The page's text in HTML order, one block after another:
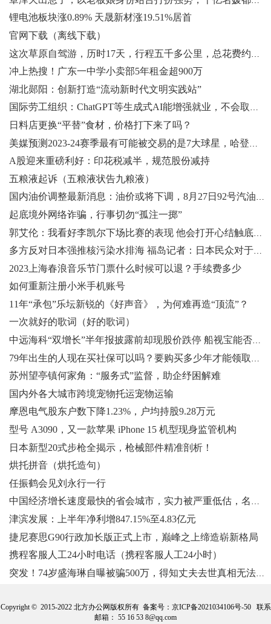
锂电池板块涨0.89% 天晟新材涨19.51%居首
官网下载（离线下载）
冲上热搜！广东一中学小卖部5年租金超900万
湖北郧阳：创新打造“流动新时代文明实践站”
国际劳工组织：ChatGPT等生成式AI能增强就业，不会取代岗位
日料店更换“平替”食材，价格打下来了吗？
A股迎来重磅利好：印花税减半，规范股份减持
五粮液起诉（五粮液状告九粮液）
国内油价调整最新消息：油价或将下调，8月27日92号汽油今日价格
起底境外网络诈骗，行事切勿“孤注一掷”
多方反对日本强推核污染水排海 福岛记者：日本民众对于排海感到愤怒
2023上海春浪音乐节门票什么时候可以退？手续费多少
如何重新注册小米手机账号
11年“承包”乐坛新锐的《好声音》，为何难再造“顶流”？
一次就好的歌词（好的歌词）
中远海科“双增长”半年报披露前却现股价跌停 船视宝能否撑起第二增长曲线
苏州望亭镇何家角：“服务式”监督，助企纾困解难
国内外各大城市跨境宠物托运宠物运输
摩恩电气股东户数下降1.23%，户均持股9.28万元
型号 A3090，又一款苹果 iPhone 15 机型现身监管机构
日本新型20式步枪全揭示，枪械部件精准剖析！
烘托拼音（烘托造句）
任振鹤会见刘永行一行
中国经济增长速度最快的省会城市，实力被严重低估，名字总被调侃
津滨发展：上半年净利增847.15%至4.83亿元
捷尼赛思G90行政加长版正式上市，巅峰之上缔造崭新格局
携程客服人工24小时电话（携程客服人工24小时）
Copyright © 2015-2022 北方办公网版权所有 备案号： 京ICP备2021034106号-50联系
邮箱： 55 16 53 8@qq.com